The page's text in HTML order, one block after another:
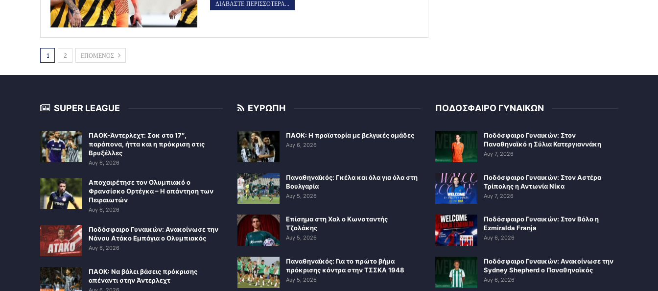
ΔΙΑΒΑΣΤΕ ΠΕΡΙΣΣΟΤΕΡΑ...
1 2 ΕΠΟΜΕΝΟΣ
SUPER LEAGUE
ΠΑΟΚ-Άντερλεχτ: Σοκ στα 17″,
παράπονα, ήττα και η πρόκριση στις
Βρυξέλλες
Αυγ 6, 2026
Αποχαιρέτησε τον Ολυμπιακό ο
Φρανσίσκο Ορτέγκα – Η απάντηση των
Πειραιωτών
Αυγ 6, 2026
Ποδόσφαιρο Γυναικών: Ανακοίνωσε την
Νάνσυ Ατάκο Εμπάγια ο Ολυμπιακός
Αυγ 6, 2026
ΠΑΟΚ: Να βάλει βάσεις πρόκρισης
απέναντι στην Άντερλεχτ
ΕΥΡΩΠΗ
ΠΑΟΚ: Η προϊστορία με βελγικές ομάδες
Αυγ 6, 2026
Παναθηναϊκός: Γκέλα και όλα για όλα στη
Βουλγαρία
Αυγ 5, 2026
Επίσημα στη Χαλ ο Κωνσταντής
Τζολάκης
Αυγ 5, 2026
Παναθηναϊκός: Για το πρώτο βήμα
πρόκρισης κόντρα στην ΤΣΣΚΑ 1948
Αυγ 5, 2026
ΠΟΔΟΣΦΑΙΡΟ ΓΥΝΑΙΚΩΝ
Ποδόσφαιρο Γυναικών: Στον
Παναθηναϊκό η Σύλια Κατεργιαννάκη
Αυγ 7, 2026
Ποδόσφαιρο Γυναικών: Στον Αστέρα
Τρίπολης η Αντωνία Νίκα
Αυγ 7, 2026
Ποδόσφαιρο Γυναικών: Στον Βόλο η
Ezmiralda Franja
Αυγ 6, 2026
Ποδόσφαιρο Γυναικών: Ανακοίνωσε την
Sydney Shepherd ο Παναθηναϊκός
Αυγ 6, 2026